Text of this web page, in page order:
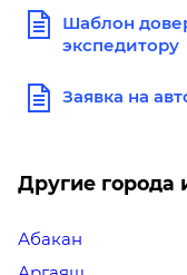
Шаблон
экспедитору
Заявка на
Другие
Абакан